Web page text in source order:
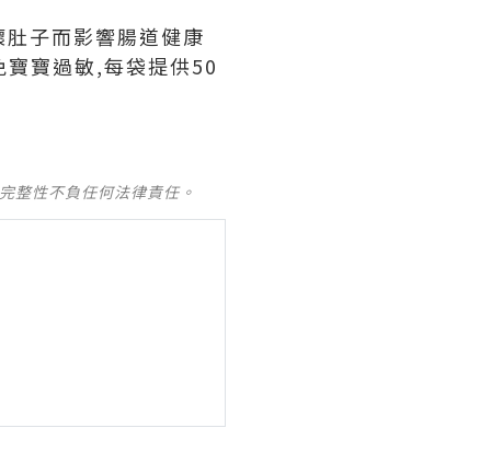
子而影響腸道健康
寶過敏,每袋提供50
整性不負任何法律責任。